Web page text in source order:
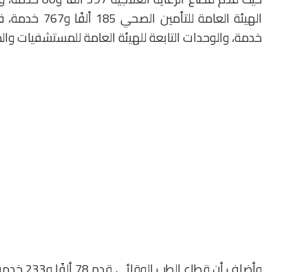
خدمة، والوحدات التابعة للهيئة العامة للمستشفيات والمعاهد